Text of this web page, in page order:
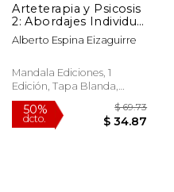
Arteterapia y Psicosis
2: Abordajes Individual
y Grupal
Alberto Espina Eizaguirre
Mandala Ediciones, 1
Edición, Tapa Blanda,
Nuevo